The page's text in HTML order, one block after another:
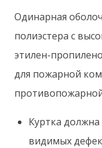
Одинарная
полиэстера с
этилен-
для пожарной
Куртка
видимых